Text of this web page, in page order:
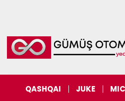
QASHQAI JUKE